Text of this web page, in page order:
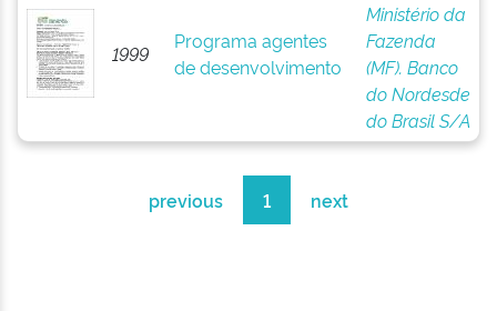
1999
Programa agentes
de desenvolvimento
Ministério da
Fazenda
(MF). Banco
do Nordesde
do Brasil S/A
previous 1 next